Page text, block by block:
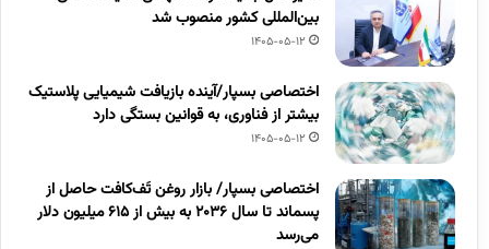
بین‌المللی کشور منصوب شد
1405-05-12
اختصاصی بسپار/آینده بازیافت شیمیایی پلاستیک
بیشتر از فناوری، به قوانین بستگی دارد
1405-05-12
اختصاصی بسپار/ بازار روغن تَف‌کافت حاصل از
پسماند تا سال ۲۰۳۶ به بیش از ۶۱۵ میلیون دلار
می‌رسد